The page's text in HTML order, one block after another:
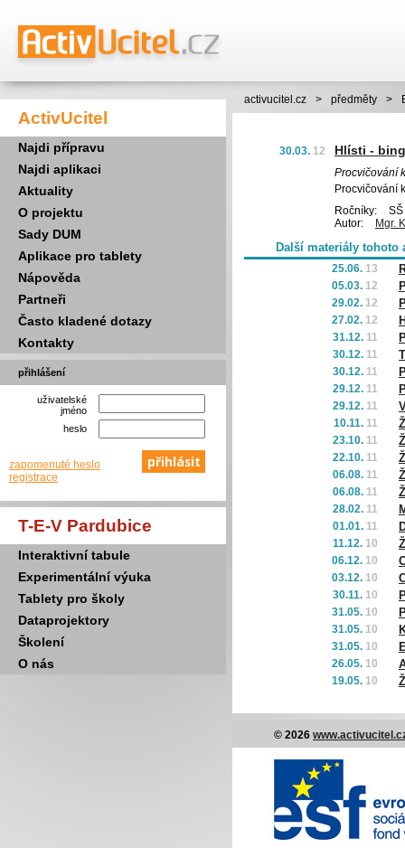
ActivUcitel
Najdi přípravu
Najdi aplikaci
Aktuality
O projektu
Sady DUM
Aplikace pro tablety
Nápověda
Partneři
Často kladené dotazy
Kontakty
přihlášení
uživatelské
jméno
heslo
zapomenuté heslo
registrace
T-E-V Pardubice
Interaktivní tabule
Experimentální výuka
Tablety pro školy
Dataprojektory
Školení
O nás
activucitel.cz > předměty >
30.03. 12 Hlísti -
Procvičování
Procvičování
Ročníky:
SŠ
Autor:
Mgr.
Další materiály tohoto
25.06. 13
05.03. 12
29.02. 12
27.02. 12
31.12. 11
30.12. 11
30.12. 11
29.12. 11
29.12. 11
10.11. 11
23.10. 11
22.10. 11
06.08. 11
06.08. 11
28.02. 11
01.01. 11
11.12. 10
06.12. 10
03.12. 10
30.11. 10
31.05. 10
31.05. 10
31.05. 10
26.05. 10
19.05. 10
© 2026